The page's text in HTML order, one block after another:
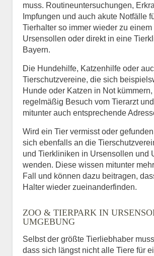
muss. Routineuntersuchungen,
Impfungen und auch akute Notfälle
Tierhalter so immer wieder zu einem
Ursensollen oder direkt in eine
Bayern.
Die Hundehilfe, Katzenhilfe oder
Tierschutzvereine, die sich
Hunde oder Katzen in Not
regelmäßig Besuch vom Tierarzt
mitunter auch entsprechende
Wird ein Tier vermisst oder
sich ebenfalls an die
und Tierkliniken in Ursensollen und
wenden. Diese wissen mitunter
Fall und können dazu beitragen,
Halter wieder zueinanderfinden.
ZOO & TIERPARK IN
UMGEBUNG
Selbst der größte Tierliebhaber
dass sich längst nicht alle Tiere für